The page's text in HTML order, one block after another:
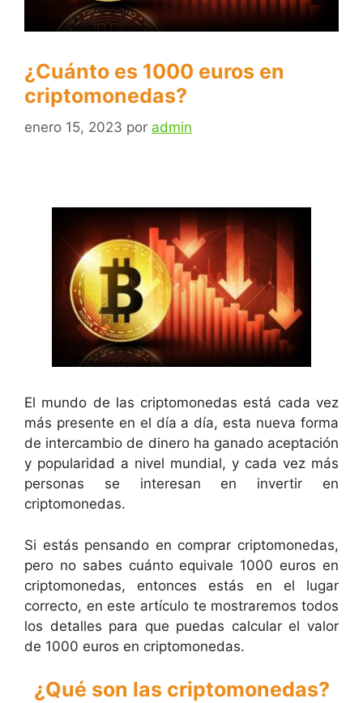
¿Cuánto es 1000 euros en
criptomonedas?
enero 15, 2023 por admin
El mundo de las criptomonedas está cada vez
más presente en el día a día, esta nueva forma
de intercambio de dinero ha ganado aceptación
y popularidad a nivel mundial, y cada vez más
personas se interesan en invertir en
criptomonedas.
Si estás pensando en comprar criptomonedas,
pero no sabes cuánto equivale 1000 euros en
criptomonedas, entonces estás en el lugar
correcto, en este artículo te mostraremos todos
los detalles para que puedas calcular el valor
de 1000 euros en criptomonedas.
¿Qué son las criptomonedas?